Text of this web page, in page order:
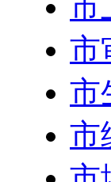
市
市
市
市